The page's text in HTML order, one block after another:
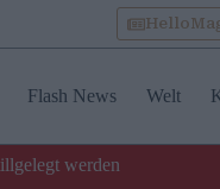
Flash News Welt
werden